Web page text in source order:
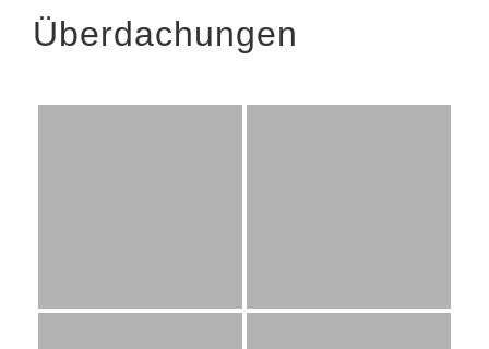
Überdachungen